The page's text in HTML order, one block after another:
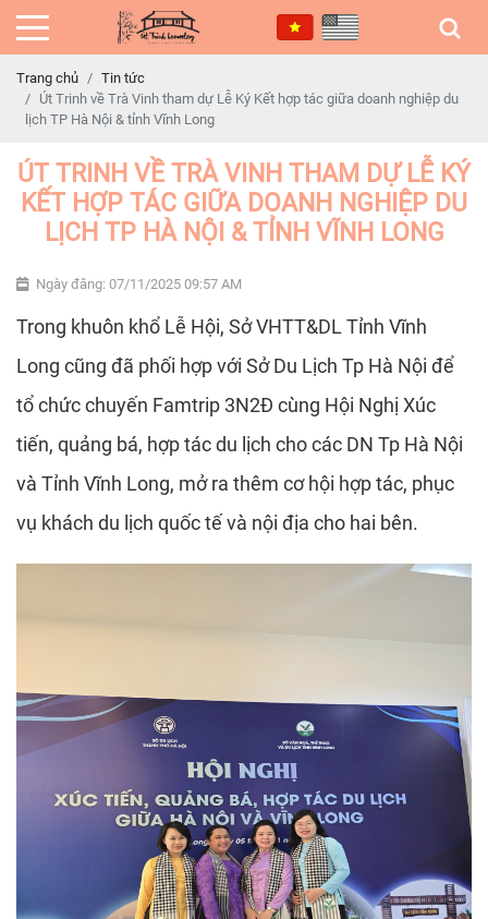
Trang chủ
Tin tức
Út Trinh về Trà Vinh tham dự Lễ Ký Kết hợp tác giữa doanh nghiệp du
lịch TP Hà Nội & tỉnh Vĩnh Long
ÚT TRINH VỀ TRÀ VINH THAM DỰ LỄ KÝ
KẾT HỢP TÁC GIỮA DOANH NGHIỆP DU
LỊCH TP HÀ NỘI & TỈNH VĨNH LONG
Ngày đăng: 07/11/2025 09:57 AM
Trong khuôn khổ Lễ Hội, Sở VHTT&DL Tỉnh Vĩnh
Long cũng đã phối hợp với Sở Du Lịch Tp Hà Nội để
tổ chức chuyến Famtrip 3N2Đ cùng Hội Nghị Xúc
tiến, quảng bá, hợp tác du lịch cho các DN Tp Hà Nội
và Tỉnh Vĩnh Long, mở ra thêm cơ hội hợp tác, phục
vụ khách du lịch quốc tế và nội địa cho hai bên.